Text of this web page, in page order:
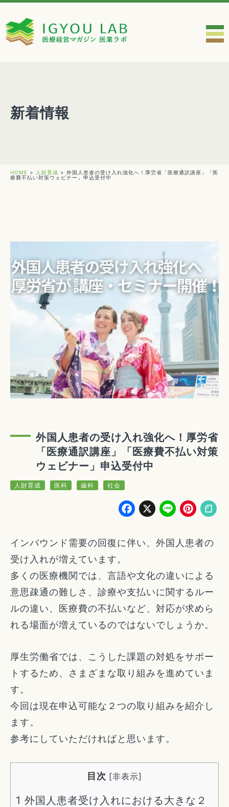
新着情報
HOME > 人財育成 > 外国人患者の受け入れ強化へ！厚労省「医療通訳講座」「医
療費不払い対策ウェビナー」申込受付中
外国人患者の受け入れ強化へ！厚労省
「医療通訳講座」「医療費不払い対策
ウェビナー」申込受付中
人財育成 医科 歯科 社会
Facebook
X Line
インバウンド需要の回復に伴い、外国人患者の
受け入れが増えています。
多くの医療機関では、言語や文化の違いによる
意思疎通の難しさ、診療や支払いに関するルー
ルの違い、医療費の不払いなど、対応が求めら
れる場面が増えているのではないでしょうか。
厚生労働省では、こうした課題の対処をサポー
トするため、さまざまな取り組みを進めていま
す。
今回は現在申込可能な２つの取り組みを紹介し
ます。
参考にしていただければと思います。
目次 [非表示]
1 外国人患者受け入れにおける大きな２